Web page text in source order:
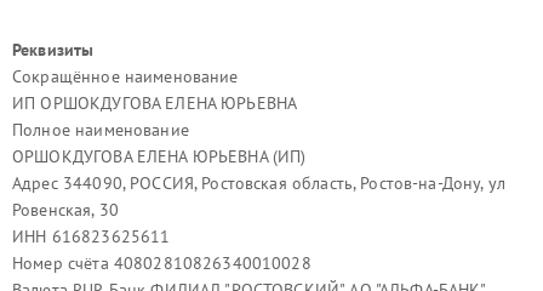
Реквизиты
Сокращённое наименование
ИП ОРШОКДУГОВА ЕЛЕНА ЮРЬЕВНА
Полное наименование
ОРШОКДУГОВА ЕЛЕНА ЮРЬЕВНА (ИП)
Адрес 344090, РОССИЯ, Ростовская область, Ростов-на-Дону, ул
Ровенская, 30
ИНН 616823625611
Номер счёта 40802810826340010028